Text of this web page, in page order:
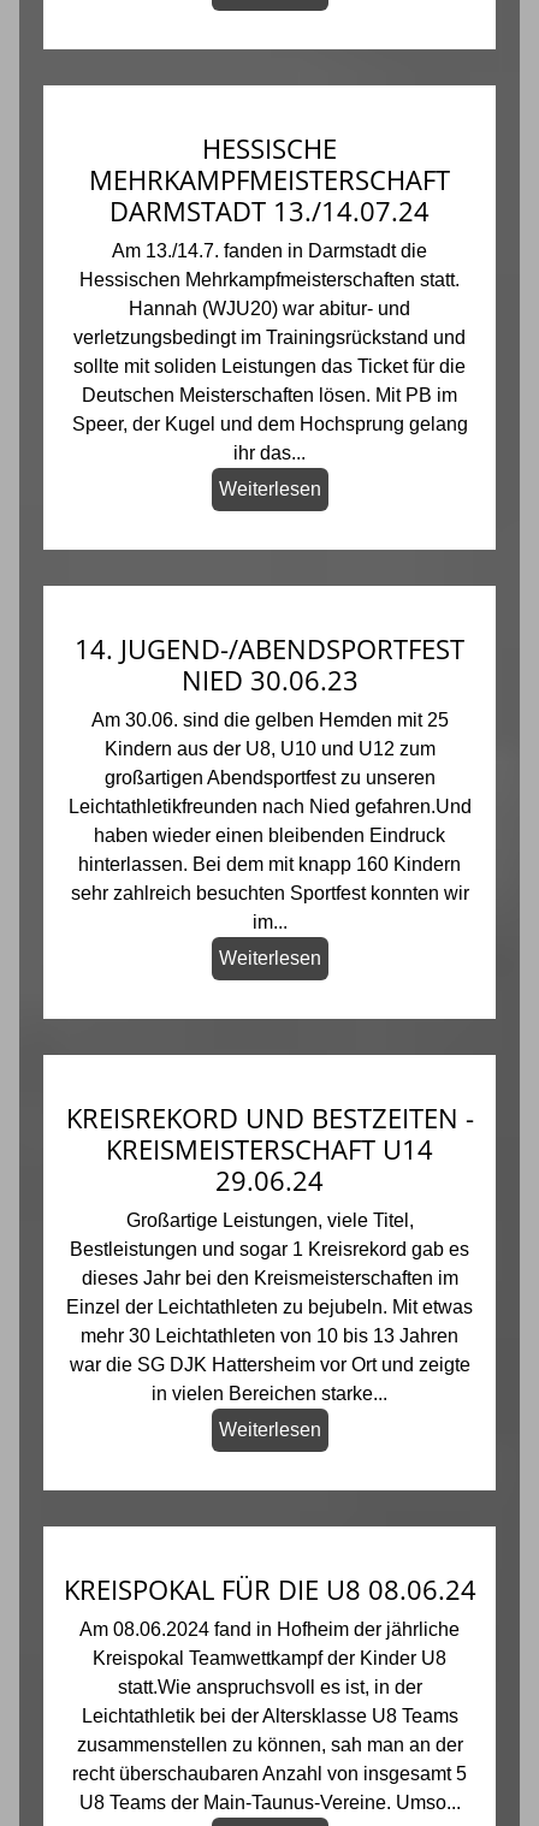
HESSISCHE
MEHRKAMPFMEISTERSCHAFT
DARMSTADT 13./14.07.24
Am 13./14.7. fanden in Darmstadt die
Hessischen Mehrkampfmeisterschaften statt.
Hannah (WJU20) war abitur- und
verletzungsbedingt im Trainingsrückstand und
sollte mit soliden Leistungen das Ticket für die
Deutschen Meisterschaften lösen. Mit PB im
Speer, der Kugel und dem Hochsprung gelang
ihr das...
Weiterlesen
14. JUGEND-/ABENDSPORTFEST
NIED 30.06.23
Am 30.06. sind die gelben Hemden mit 25
Kindern aus der U8, U10 und U12 zum
großartigen Abendsportfest zu unseren
Leichtathletikfreunden nach Nied gefahren.Und
haben wieder einen bleibenden Eindruck
hinterlassen. Bei dem mit knapp 160 Kindern
sehr zahlreich besuchten Sportfest konnten wir
im...
Weiterlesen
KREISREKORD UND BESTZEITEN -
KREISMEISTERSCHAFT U14
29.06.24
Großartige Leistungen, viele Titel,
Bestleistungen und sogar 1 Kreisrekord gab es
dieses Jahr bei den Kreismeisterschaften im
Einzel der Leichtathleten zu bejubeln. Mit etwas
mehr 30 Leichtathleten von 10 bis 13 Jahren
war die SG DJK Hattersheim vor Ort und zeigte
in vielen Bereichen starke...
Weiterlesen
KREISPOKAL FÜR DIE U8 08.06.24
Am 08.06.2024 fand in Hofheim der jährliche
Kreispokal Teamwettkampf der Kinder U8
statt.Wie anspruchsvoll es ist, in der
Leichtathletik bei der Altersklasse U8 Teams
zusammenstellen zu können, sah man an der
recht überschaubaren Anzahl von insgesamt 5
U8 Teams der Main-Taunus-Vereine. Umso...